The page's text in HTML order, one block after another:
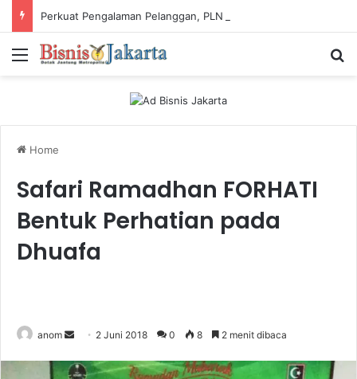
Menu
Home
Safari Ramadhan FORHATI
Bentuk Perhatian pada
Dhuafa
anom
n
2 Juni 2018 0 8 2 menit dibaca